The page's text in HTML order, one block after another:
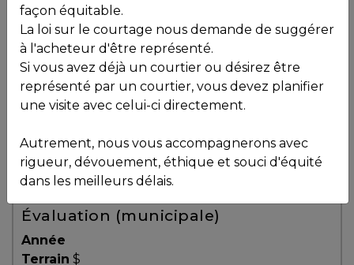
VOS
COURTIERS
Équipe
Partenaires
Témoignages
Blogue
Vendu
, , ,
J7Z 7A9
Voir plus de photos
Évaluation (municipale)
Année
Terrain $
façon équitable.
La loi sur le courtage nous demande de suggérer
à l'acheteur d'être représenté.
Si vous avez déjà un courtier ou désirez être
représenté par un courtier, vous devez planifier
une visite avec celui-ci directement.
Autrement, nous vous accompagnerons avec
rigueur, dévouement, éthique et souci d'équité
dans les meilleurs délais.